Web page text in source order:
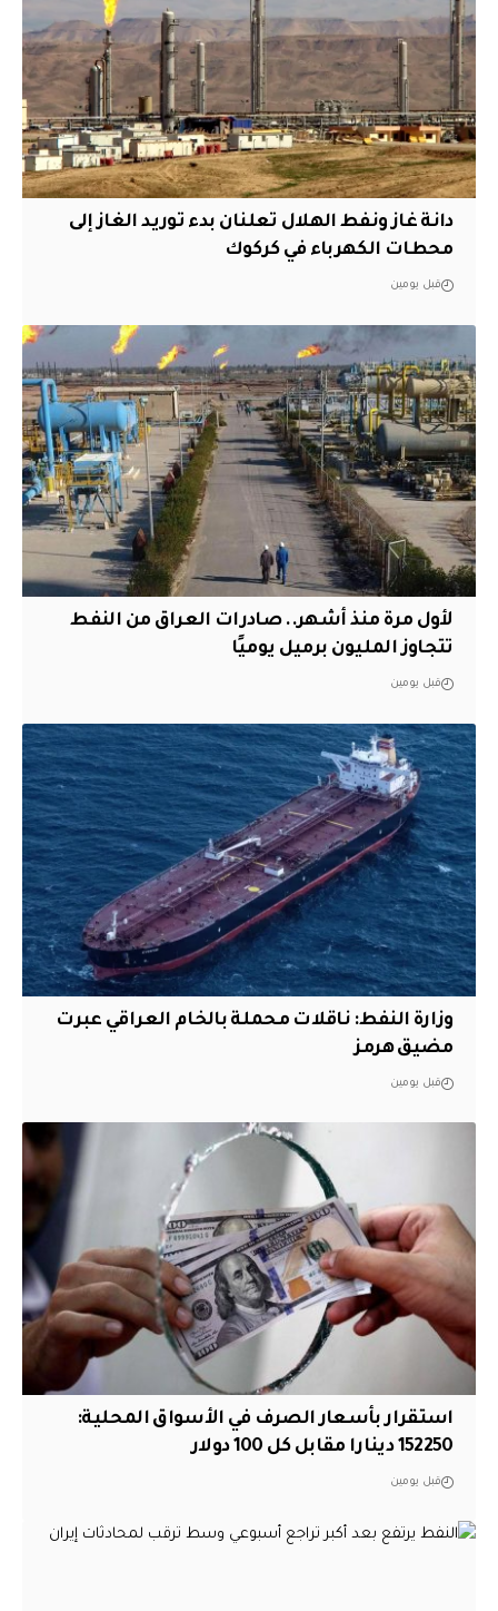
دانة غاز ونفط الهلال تعلنان بدء توريد الغاز إلى
محطات الكهرباء في كركوك
قبل يومين
لأول مرة منذ أشهر.. صادرات العراق من النفط
تتجاوز المليون برميل يوميًا
قبل يومين
وزارة النفط: ناقلات محملة بالخام العراقي عبرت
مضيق هرمز
قبل يومين
استقرار بأسعار الصرف في الأسواق المحلية:
152250 دينارا مقابل كل 100 دولار
قبل يومين